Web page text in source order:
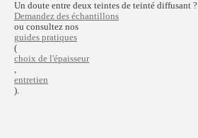
Un doute entre deux teintes de teinté diffusant ?
Demandez des échantillons
ou consultez nos
guides pratiques
(
choix de l'épaisseur
,
entretien
).